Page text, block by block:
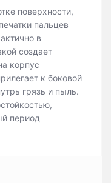
поверхности,
пальцев
в
создает
корпус
к боковой
грязь и пыль.
период